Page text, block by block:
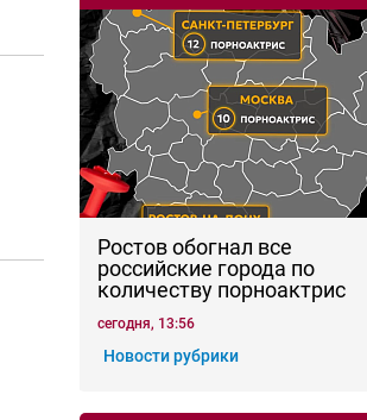
Ростов обогнал все
российские города по
количеству порноактрис
сегодня, 13:56
Новости рубрики